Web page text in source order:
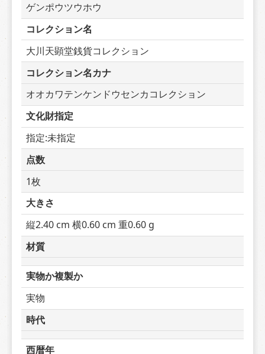
ゲンポウツウホウ
コレクション名
大川天顕堂銭貨コレクション
コレクション名カナ
オオカワテンケンドウセンカコレクション
文化財指定
指定:未指定
点数
1枚
大きさ
縦2.40 cm 横0.60 cm 重0.60 g
材質
実物か複製か
実物
時代
西暦年